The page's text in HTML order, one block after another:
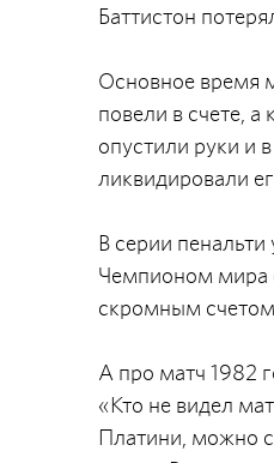
Баттистон
Основное время
повели в счете,
опустили руки и
ликвидировали
В серии
Чемпионом мира
скромным
А про матч 1982
«Кто не видел
Платини, можно